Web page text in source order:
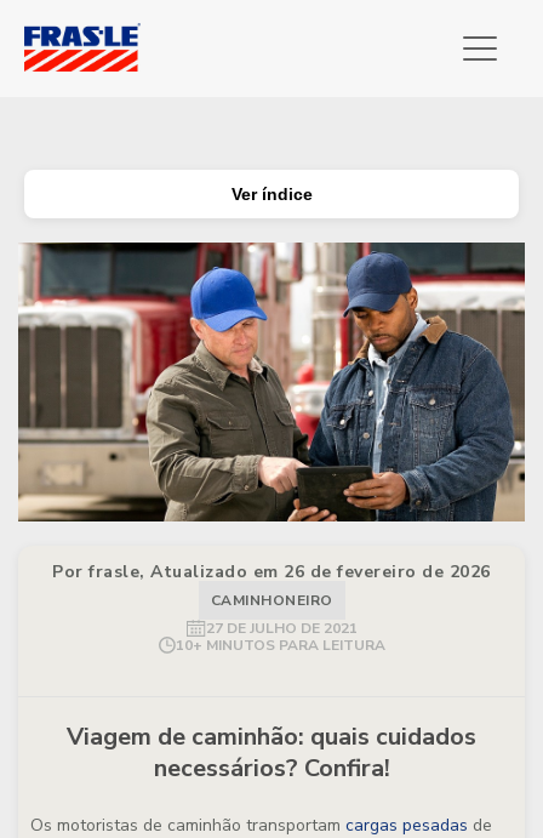
Ver índice
Por frasle, Atualizado em 26 de fevereiro de 2026
CAMINHONEIRO
27 DE JULHO DE 2021
10+ MINUTOS PARA LEITURA
Viagem de caminhão: quais cuidados
necessários? Confira!
Os motoristas de caminhão transportam cargas pesadas de